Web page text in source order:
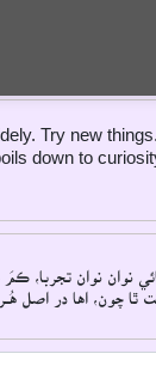
Try new
down to
نوان نوان تجربا،
ٿا چون، اها در اصل